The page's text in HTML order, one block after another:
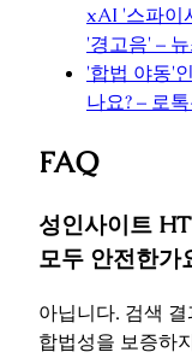
xAI '스파이
'경고음' –
'합법 야동'
나요? – 로
FAQ
성인사이트
모두 안전한가
아닙니다. 검색
합법성을 보증하